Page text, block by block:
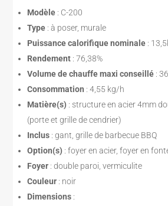
Modèle : C-200
Type : à poser, murale
Puissance calorifique nominale :
Rendement : 76,38%
Volume de chauffe maxi conseillé :
Consommation : 4,55 kg/h
Matière(s) : structure en acier 4mm
(porte et grille de cendrier)
Inclus : gant, grille de barbecue BBQ
Option(s) : foyer en acier, foyer en
Foyer : double paroi, vermiculite
Couleur : noir
Dimensions :